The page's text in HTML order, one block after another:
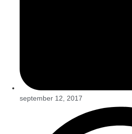
september 12, 2017